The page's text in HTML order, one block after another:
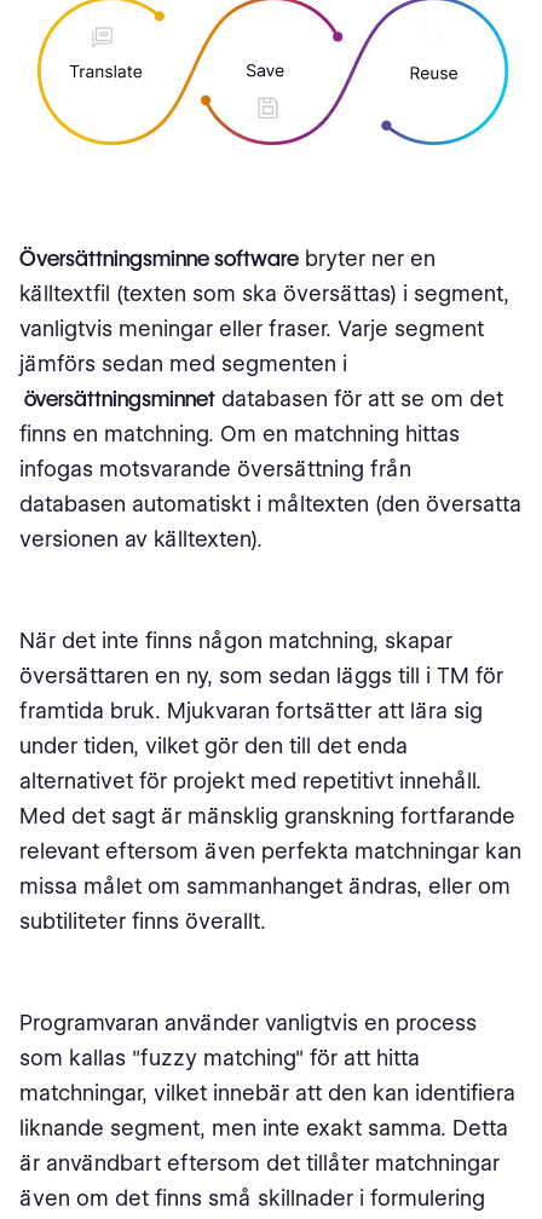
Översättningsminne software bryter ner en
källtextfil (texten som ska översättas) i segment,
vanligtvis meningar eller fraser. Varje segment
jämförs sedan med segmenten i
översättningsminnet databasen för att se om det
finns en matchning. Om en matchning hittas
infogas motsvarande översättning från
databasen automatiskt i måltexten (den översatta
versionen av källtexten).
När det inte finns någon matchning, skapar
översättaren en ny, som sedan läggs till i TM för
framtida bruk. Mjukvaran fortsätter att lära sig
under tiden, vilket gör den till det enda
alternativet för projekt med repetitivt innehåll.
Med det sagt är mänsklig granskning fortfarande
relevant eftersom även perfekta matchningar kan
missa målet om sammanhanget ändras, eller om
subtiliteter finns överallt.
Programvaran använder vanligtvis en process
som kallas "fuzzy matching" för att hitta
matchningar, vilket innebär att den kan identifiera
liknande segment, men inte exakt samma. Detta
är användbart eftersom det tillåter matchningar
även om det finns små skillnader i formulering